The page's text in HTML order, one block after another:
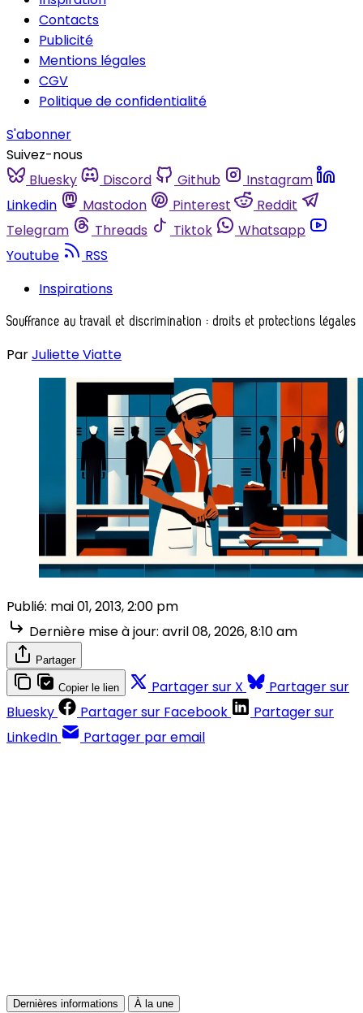
Contacts
Publicité
Mentions légales
CGV
Politique de confidentialité
S'abonner
Suivez-nous
Bluesky
Discord Github
Instagram
Linkedin
Mastodon Pinterest
Reddit
Telegram
Threads Tiktok
Whatsapp
Youtube
RSS
Inspirations
Souffrance au travail et discrimination : droits et protections légales
ParJuliette Viatte
Publié: mai 01, 2013, 2:00 pm
Dernière mise à jour: avril 08, 2026, 8:10 am
Partager
Copier le lien Partager sur X
Partager sur
Bluesky
Partager sur Facebook
Partager sur
LinkedIn
Partager par email
Dernières informations À la une